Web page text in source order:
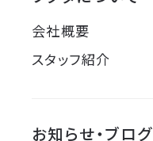
会社概要
スタッフ紹介
お知らせ・ブログ